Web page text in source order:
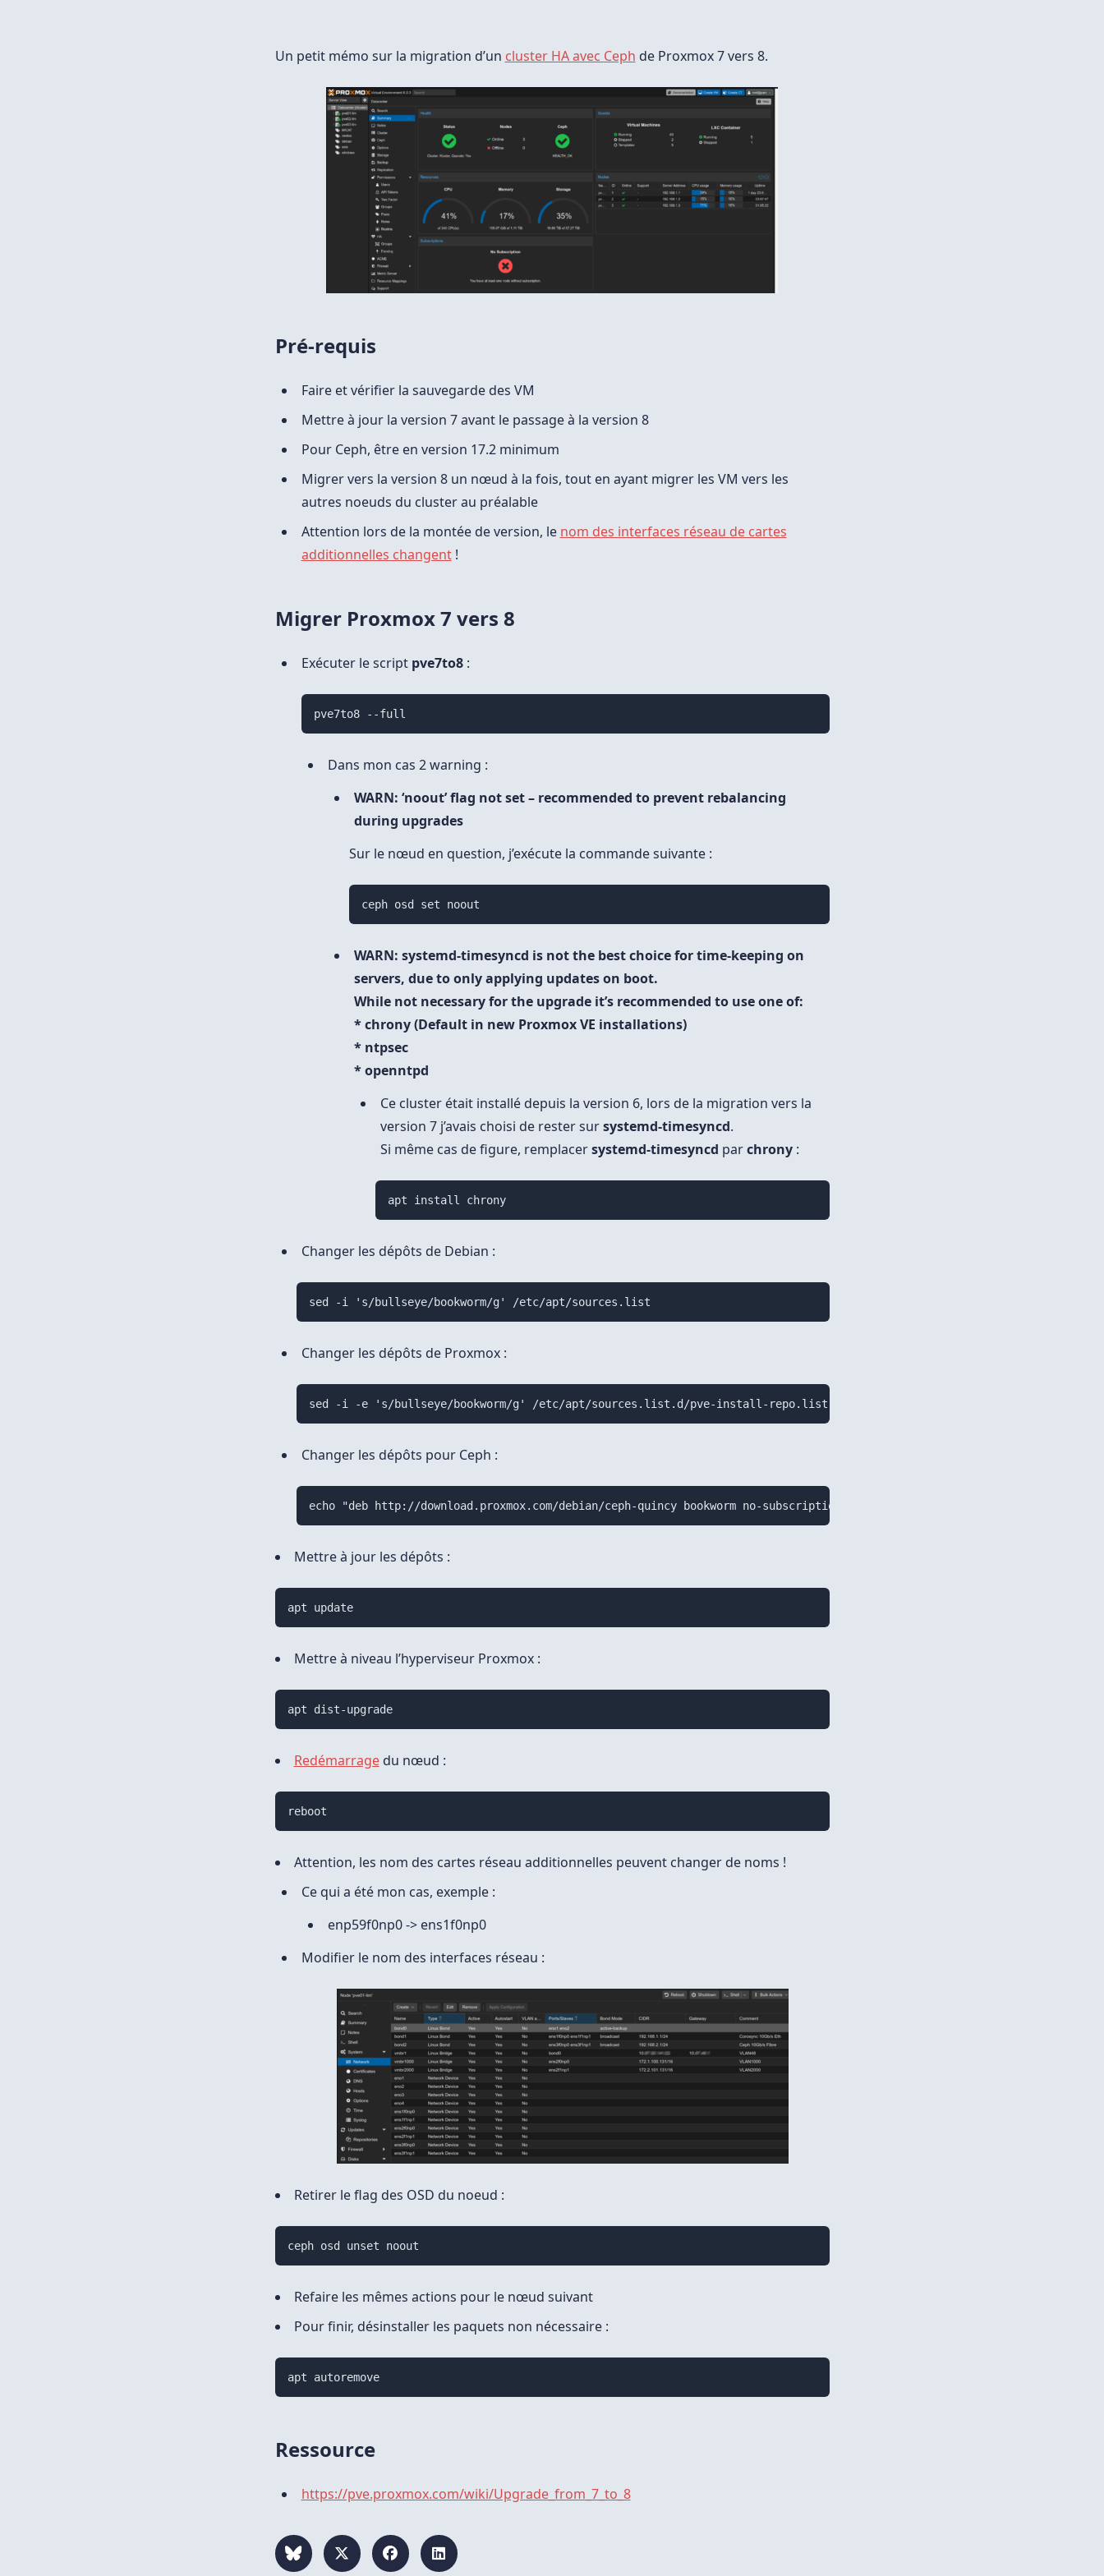
Vers
8
Un petit mémo sur la migration d’un cluster HA avec Ceph de Proxmox 7 vers 8.
Pré-requis
Faire et vérifier la sauvegarde des VM
Mettre à jour la version 7 avant le passage à la version 8
Pour Ceph, être en version 17.2 minimum
Migrer vers la version 8 un nœud à la fois, tout en ayant migrer les VM vers les
autres noeuds du cluster au préalable
Attention lors de la montée de version, le nom des interfaces réseau de cartes
additionnelles changent!
Migrer Proxmox 7 vers 8
Exécuter le script pve7to8:
pve7to8 --full
Dans mon cas 2 warning :
WARN: ‘noout’ flag not set – recommended to prevent rebalancing
during upgrades
Sur le nœud en question, j’exécute la commande suivante :
ceph osd set noout
WARN: systemd-timesyncd is not the best choice for time-keeping on
servers, due to only applying updates on boot.
While not necessary for the upgrade it’s recommended to use one of:
* chrony (Default in new Proxmox VE installations)
* ntpsec
* openntpd
Ce cluster était installé depuis la version 6, lors de la migration vers la
version 7 j’avais choisi de rester sursystemd-timesyncd.
Si même cas de figure, remplacersystemd-timesyncd parchrony:
apt install chrony
Changer les dépôts de Debian :
sed -i 's/bullseye/bookworm/g' /etc/apt/sources.list
Changer les dépôts de Proxmox :
sed -i -e 's/bullseye/bookworm/g' /etc/apt/sources.list.d/pve-install-repo.list
Changer les dépôts pour Ceph :
echo "deb http://download.proxmox.com/debian/ceph-quincy bookworm no-subscription" > /etc/apt/sources.list.d/ceph.list
Mettre à jour les dépôts :
apt update
Mettre à niveau l’hyperviseur Proxmox :
apt dist-upgrade
Redémarragedu nœud :
reboot
Attention, les nom des cartes réseau additionnelles peuvent changer de noms !
Ce qui a été mon cas, exemple :
enp59f0np0 -> ens1f0np0
Modifier le nom des interfaces réseau :
Retirer le flag des OSD du noeud :
ceph osd unset noout
Refaire les mêmes actions pour le nœud suivant
Pour finir, désinstaller les paquets non nécessaire :
apt autoremove
Ressource
https://pve.proxmox.com/wiki/Upgrade_from_7_to_8